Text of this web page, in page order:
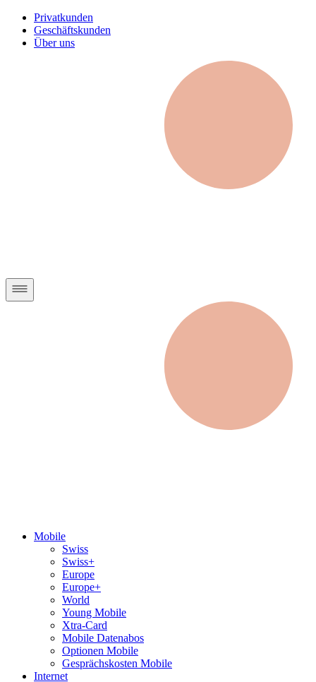
Privatkunden
Geschäftskunden
Über uns
Mobile
Swiss
Swiss+
Europe
Europe+
World
Young Mobile
Xtra-Card
Mobile Datenabos
Optionen Mobile
Gesprächskosten Mobile
Internet